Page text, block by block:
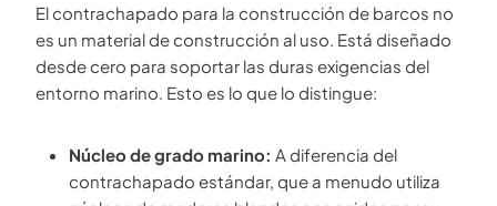
El contrachapado para la construcción de barcos no
es un material de construcción al uso. Está diseñado
desde cero para soportar las duras exigencias del
entorno marino. Esto es lo que lo distingue:
Núcleo de grado marino: A diferencia del
contrachapado estándar, que a menudo utiliza